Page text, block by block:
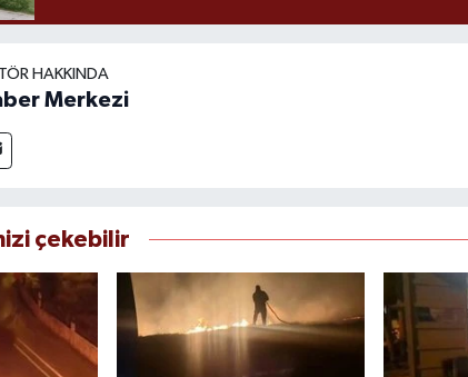
HAKKINDA
Merkezi
çekebilir